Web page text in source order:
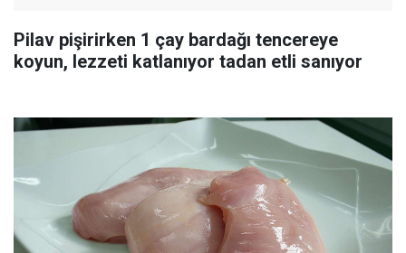
Pilav pişirirken 1 çay bardağı tencereye
koyun, lezzeti katlanıyor tadan etli sanıyor